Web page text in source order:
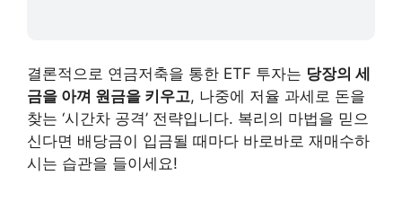
결론적으로 연금저축을 통한 ETF 투자는 당장의 세
금을 아껴 원금을 키우고, 나중에 저율 과세로 돈을
찾는 ‘시간차 공격’ 전략입니다. 복리의 마법을 믿으
신다면 배당금이 입금될 때마다 바로바로 재매수하
시는 습관을 들이세요!